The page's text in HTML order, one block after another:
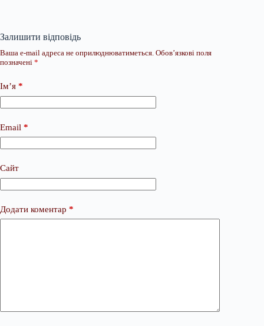
Залишити відповідь
Ваша e-mail адреса не оприлюднюватиметься. Обов’язкові поля
позначені *
Ім’я *
Email *
Сайт
Додати коментар *